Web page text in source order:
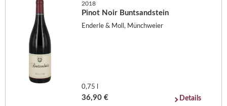
2018
Pinot Noir Buntsandstein
Enderle & Moll, Münchweier
0,75 l
36,90 € Details